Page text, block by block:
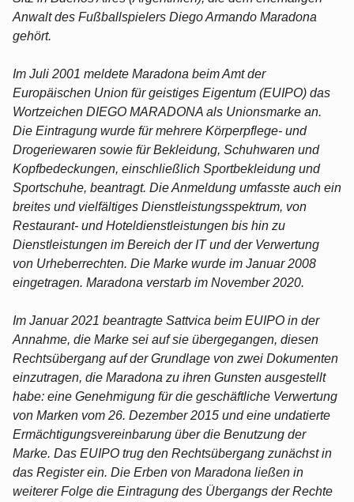
Anwalt des Fußballspielers Diego Armando Maradona
gehört.
Im Juli 2001 meldete Maradona beim Amt der
Europäischen Union für geistiges Eigentum (EUIPO) das
Wortzeichen DIEGO MARADONA als Unionsmarke an.
Die Eintragung wurde für mehrere Körperpflege- und
Drogeriewaren sowie für Bekleidung, Schuhwaren und
Kopfbedeckungen, einschließlich Sportbekleidung und
Sportschuhe, beantragt. Die Anmeldung umfasste auch ein
breites und vielfältiges Dienstleistungsspektrum, von
Restaurant- und Hoteldienstleistungen bis hin zu
Dienstleistungen im Bereich der IT und der Verwertung
von Urheberrechten. Die Marke wurde im Januar 2008
eingetragen. Maradona verstarb im November 2020.
Im Januar 2021 beantragte Sattvica beim EUIPO in der
Annahme, die Marke sei auf sie übergegangen, diesen
Rechtsübergang auf der Grundlage von zwei Dokumenten
einzutragen, die Maradona zu ihren Gunsten ausgestellt
habe: eine Genehmigung für die geschäftliche Verwertung
von Marken vom 26. Dezember 2015 und eine undatierte
Ermächtigungsvereinbarung über die Benutzung der
Marke. Das EUIPO trug den Rechtsübergang zunächst in
das Register ein. Die Erben von Maradona ließen in
weiterer Folge die Eintragung des Übergangs der Rechte